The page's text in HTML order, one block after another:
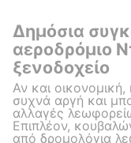
Δημόσια
αεροδρόμιο
ξενοδοχείο
Αν και οικονομική,
συχνά αργή και
αλλαγές
Επιπλέον,
από δρομολόγια